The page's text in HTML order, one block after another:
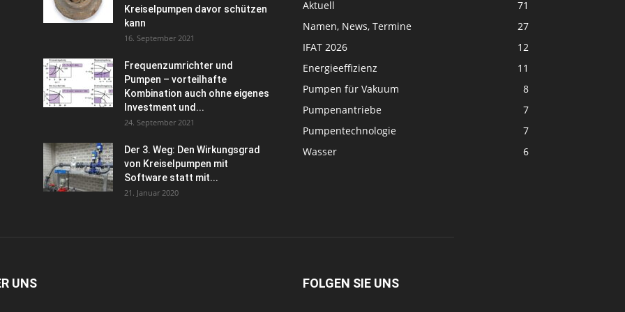
Kreiselpumpen davor schützen
kann
16. September 2021
Frequenzumrichter und
Pumpen – vorteilhafte
Kombination auch ohne eigenes
Investment und...
24. September 2021
Der 3. Weg: Den Wirkungsgrad
von Kreiselpumpen mit
Software statt mit...
21. Januar 2020
Aktuell
71
Namen, News, Termine
27
IFAT 2026
12
Energieeffizienz
11
Pumpen für Vakuum
8
Pumpenantriebe
7
Pumpentechnologie
7
Wasser
6
UNS FOLGEN SIE UNS